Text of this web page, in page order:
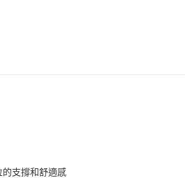
支撐和舒適感